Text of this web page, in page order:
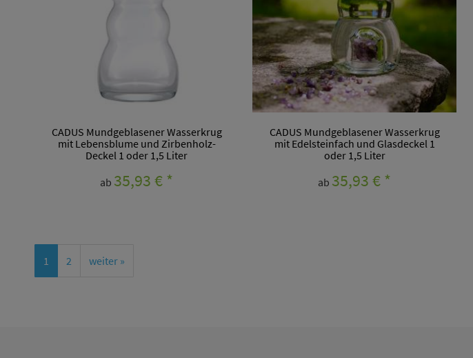
CADUS Mundgeblasener Wasserkrug
mit Lebensblume und Zirbenholz-
Deckel 1 oder 1,5 Liter
ab 35,93 €*
CADUS Mundgeblasener Wasserkrug
mit Edelsteinfach und Glasdeckel 1
oder 1,5 Liter
ab 35,93 €*
1 2 weiter »